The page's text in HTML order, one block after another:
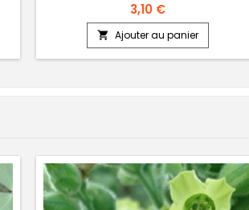
3,10 €
 Ajouter au panier